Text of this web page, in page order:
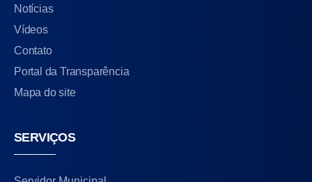
Notícias
Vídeos
Contato
Portal da Transparência
Mapa do site
SERVIÇOS